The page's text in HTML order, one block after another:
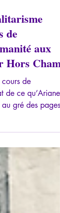
de
aux
Champ
de
la matière; un
matière est
conscience est